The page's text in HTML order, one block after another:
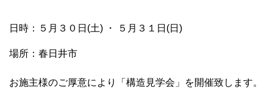
日時：５月３０日(土) ・ ５月３１日(日)
場所：春日井市
お施主様のご厚意により「構造見学会」を開催致します。